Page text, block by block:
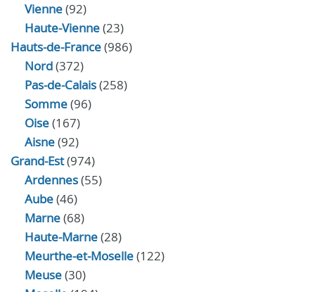
Vienne(92)
Haute-Vienne(23)
Hauts-de-France(986)
Nord(372)
Pas-de-Calais(258)
Somme(96)
Oise(167)
Aisne(92)
Grand-Est(974)
Ardennes(55)
Aube(46)
Marne(68)
Haute-Marne(28)
Meurthe-et-Moselle(122)
Meuse(30)